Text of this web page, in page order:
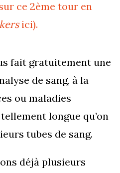
ce 2ème tour en
ici).
fait gratuitement une
de sang, à la
ou maladies
longue qu’on
tubes de sang.
déjà plusieurs